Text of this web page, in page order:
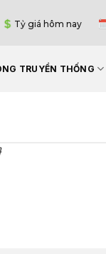
Tỷ giá hôm nay
TRUYỀN THỐNG